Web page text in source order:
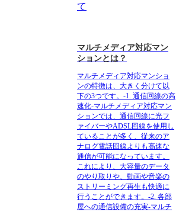
て
マルチメディア対応マン
ションとは？
マルチメディア対応マンショ
ンの特徴は、大きく分けて以
下の3つです。-1. 通信回線の高
速化-マルチメディア対応マン
ションでは、通信回線に光フ
ァイバーやADSL回線を使用し
ていることが多く、従来のア
ナログ電話回線よりも高速な
通信が可能になっています。
これにより、大容量のデータ
のやり取りや、動画や音楽の
ストリーミング再生も快適に
行うことができます。-2. 各部
屋への通信設備の充実-マルチ